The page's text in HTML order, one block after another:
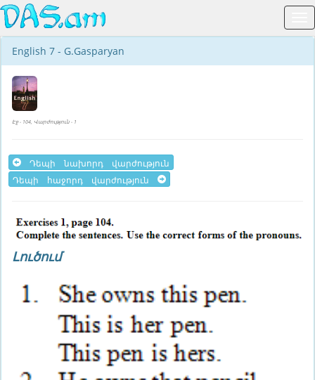
English 7 - G.Gasparyan
Էջ - 104, Վարժություն - 1
Դեպի նախորդ վարժություն
Դեպի հաջորդ վարժություն
Լուծում